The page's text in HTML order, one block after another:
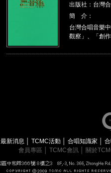
出版社：台灣
簡 介：
台灣合唱音樂
觀察」、「創
最新消息 TCMC活動 合唱知識家
會員專區
TCMC會訊 關於